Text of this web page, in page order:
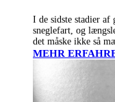
I de sidste stadier af
sneglefart, og
det måske ikke så
at sætte…
MEHR